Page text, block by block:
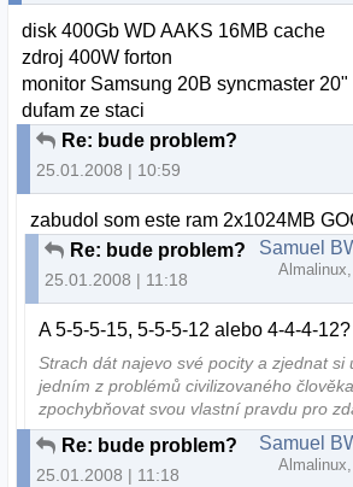
disk 400Gb WD AAKS 16MB cache
zdroj 400W forton
monitor Samsung 20B syncmaster
dufam ze staci
Re: bude problem?
25.01.2008 | 10:59
zabudol som este ram 2x1024MB
Re: bude problem?
25.01.2008 | 11:18
Samuel
A 5-5-5-15, 5-5-5-12 alebo 4-4-4-12?
Strach dát najevo své pocity a zjednat si
jedním z problémů civilizovaného
zpochybňovat svou vlastní pravdu pro
Re: bude problem?
25.01.2008 | 11:18
Samuel